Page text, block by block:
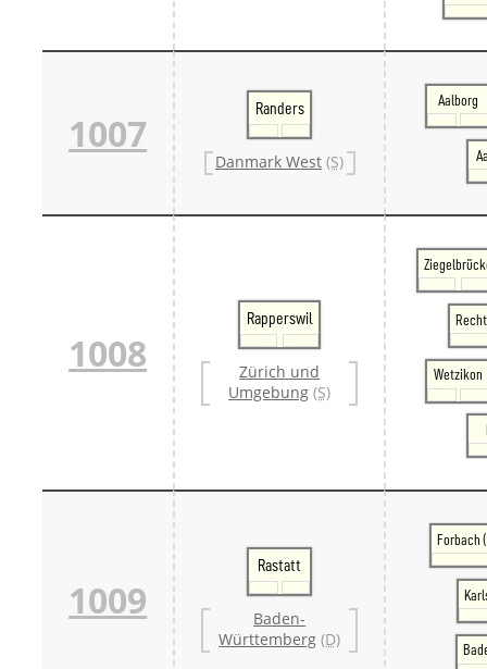
1007
Randers
Danmark West (S)
Aalborg
1008
Rapperswil
Zürich und
Umgebung (S)
Wetzikon
1009
Rastatt
Baden-
Württemberg (D)
Forbach